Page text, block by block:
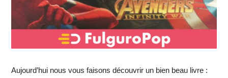
Aujourd’hui nous vous faisons découvrir un bien beau livre :